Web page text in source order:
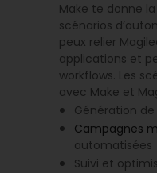
Make te donne
scénarios
peux relier
applications et
workflows. Les
avec Make et
Génération
Campagnes
automatisées
Suivi et